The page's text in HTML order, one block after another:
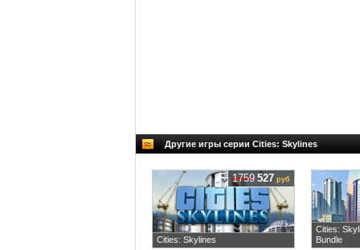
Другие игры серии Cities: Skylines
Cities: Skylines
1759 527 руб
Cities:
Bundle